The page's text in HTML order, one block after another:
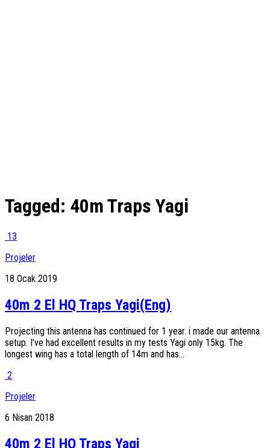
Tagged: 40m Traps Yagi
13
Projeler
18 Ocak 2019
40m 2 El HQ Traps Yagi(Eng)
Projecting this antenna has continued for 1 year. i made our antenna
setup. I’ve had excellent results in my tests Yagi only 15kg. The
longest wing has a total length of 14m and has...
2
Projeler
6 Nisan 2018
40m 2 El HQ Traps Yagi